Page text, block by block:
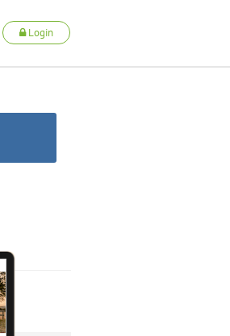
Login